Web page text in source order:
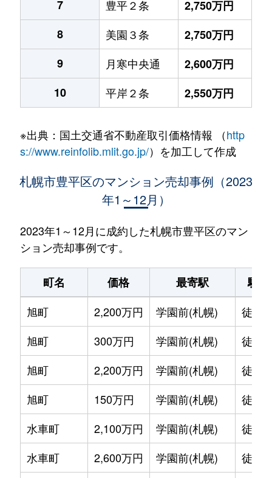
7 豊平２条
2,750万円
8
美園３条
2,750万円
9
月寒中央通
2,600万円
10
平岸２条 2,550万円
※出典：国土交通省不動産取引価格情報 （http
s://www.reinfolib.mlit.go.jp/）を加工して作成
札幌市豊平区のマンション売却事例（2023
年1～12月）
2023年1～12月に成約した札幌市豊平区のマン
ション売却事例です。
町名 価格 最寄駅
駅
旭町
2,200万円 学園前(札幌)
徒歩
旭町
300万円 学園前(札幌)
徒歩
旭町
2,200万円 学園前(札幌)
徒歩
旭町
150万円 学園前(札幌)
徒歩
水車町
2,100万円 学園前(札幌)
徒歩
水車町
2,600万円 学園前(札幌)
徒歩